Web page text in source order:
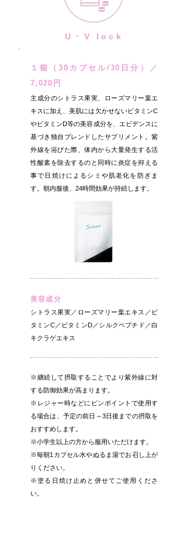
U・V lock
１箱（30カプセル/30日分）／
7,020円
主成分のシトラス果実、ローズマリー葉エ
キスに加え、美肌には欠かせないビタミンC
やビタミンD等の美容成分を、エビデンスに
基づき独自ブレンドしたサプリメント。紫
外線を浴びた際、体内から大量発生する活
性酸素を除去するのと同時に炎症を抑える
事で日焼けによるシミや肌老化を防ぎま
す。朝内服後、24時間効果が持続します。
美容成分
シトラス果実／ローズマリー葉エキス／ビ
タミンC／ビタミンD／シルクペプチド／白
キクラゲエキス
※継続して摂取することでより紫外線に対
する防御効果が高まります。
※レジャー時などにピンポイントで使用す
る場合は、予定の前日～3日後までの摂取を
おすすめします。
※小学生以上の方から服用いただけます。
※毎朝1カプセル水やぬるま湯でお召し上が
りください。
※塗る日焼け止めと併せてご使用くださ
い。